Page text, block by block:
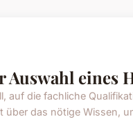
Auswahl eines
auf die fachliche
über das nötige Wissen,